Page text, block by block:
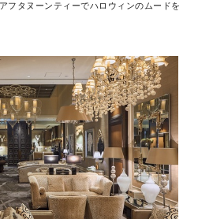
フタヌーンティーでハロウィンのムードを